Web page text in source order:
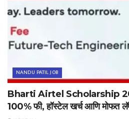
NANDU PATIL JOB
Bharti Airtel Scholarship
100% फी, हॉस्टेल खर्च आणि मोफत